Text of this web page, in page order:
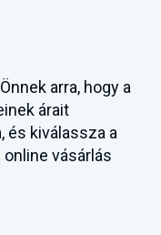
arra, hogy a
árait
és kiválassza a
vásárlás